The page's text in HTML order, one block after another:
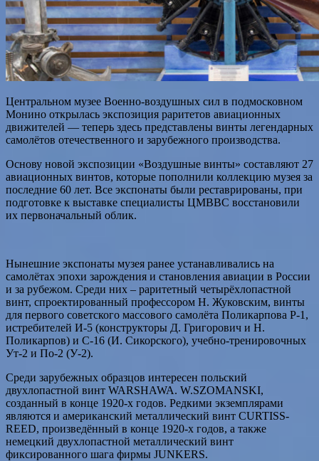
Центральном музее Военно-воздушных сил в подмосковном
Монино открылась экспозиция раритетов авиационных
движителей — теперь здесь представлены винты легендарных
самолётов отечественного и зарубежного производства.
Основу новой экспозиции «Воздушные винты» составляют 27
авиационных винтов, которые пополнили коллекцию музея за
последние 60 лет. Все экспонаты были реставрированы, при
подготовке к выставке специалисты ЦМВВС восстановили
их первоначальный облик.
Нынешние экспонаты музея ранее устанавливались на
самолётах эпохи зарождения и становления авиации в России
и за рубежом. Среди них – раритетный четырёхлопастной
винт, спроектированный профессором Н. Жуковским, винты
для первого советского массового самолёта Поликарпова Р-1,
истребителей И-5 (конструкторы Д. Григорович и Н.
Поликарпов) и С-16 (И. Сикорского), учебно-тренировочных
Ут-2 и По-2 (У-2).
Среди зарубежных образцов интересен польский
двухлопастной винт WARSHAWA. W.SZOMANSKI,
созданный в конце 1920-х годов. Редкими экземплярами
являются и американский металлический винт CURTISS-
REED, произведённый в конце 1920-х годов, а также
немецкий двухлопастной металлический винт
фиксированного шага фирмы JUNKERS.